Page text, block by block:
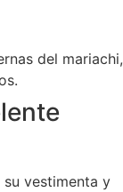
del mariachi,
vestimenta y